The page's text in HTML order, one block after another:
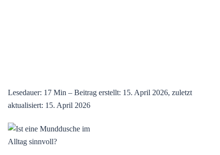
Lesedauer: 17 Min – Beitrag erstellt: 15. April 2026, zuletzt
aktualisiert: 15. April 2026